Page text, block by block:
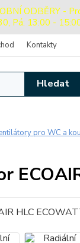
ODBĚRY
Pá: 13:00 -
Kontakty
Hledat
pro WC a